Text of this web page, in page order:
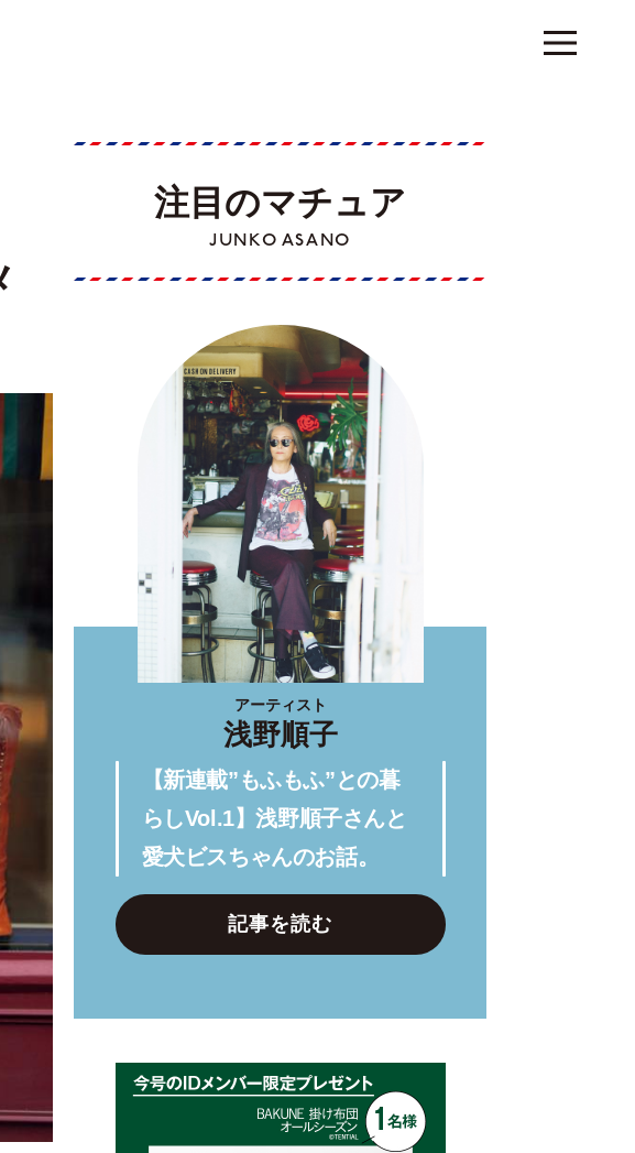
注目のマチュア
JUNKO ASANO
アーティスト
浅野順子
【新連載”もふもふ”との暮
らしVol.1】浅野順子さんと
愛犬ビスちゃんのお話。
記事を読む